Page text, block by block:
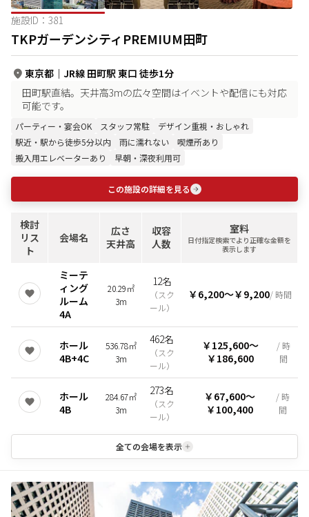
施設ID： 381
TKPガーデンシティPREMIUM田町
東京都 ｜ JR線 田町駅 東口 徒歩1分
田町駅直結。天井高3mの広々空間はイベントや配信にも対応
可能です。
パーティー・宴会OK スタッフ常駐
デザイン重視・おしゃれ
駅近・駅から徒歩5分以内
雨に濡れない
喫煙所あり
搬入用エレベーターあり
早朝・深夜利用可
この施設の詳細を見る
検討
リス
ト
会場名
広さ
天井高
収容
人数
室料
日付指定検索でより正確な金額を
表示します
ミーテ
ィング
ルーム
4A
20.29㎡
3m
12名
（スク
ール）
￥6,200〜￥9,200/ 時間
ホール
4B+4C
536.78㎡
3m
462名
（スク
ール）
￥125,600〜
￥186,600
/ 時
間
ホール
4B
284.67㎡
3m
273名
（スク
ール）
￥67,600〜
￥100,400
/ 時
間
全ての会場を表示